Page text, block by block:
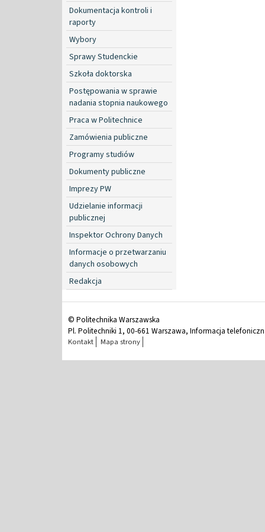
Dokumentacja kontroli i
raporty
Wybory
Sprawy Studenckie
Szkoła doktorska
Postępowania w sprawie
nadania stopnia naukowego
Praca w Politechnice
Zamówienia publiczne
Programy studiów
Dokumenty publiczne
Imprezy PW
Udzielanie informacji
publicznej
Inspektor Ochrony Danych
Informacje o przetwarzaniu
danych osobowych
Redakcja
© Politechnika Warszawska
Pl. Politechniki 1, 00-661 Warszawa, Informacja
Kontakt Mapa strony